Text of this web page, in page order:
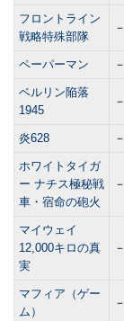
フロントライン
戦略特殊部隊
－
ペーパーマン －
ベルリン陥落
1945
－
炎628 －
ホワイトタイガ
ー ナチス極秘戦
車・宿命の砲火
－
マイウェイ
12,000キロの真
実
－
マフィア（ゲー
ム）
－